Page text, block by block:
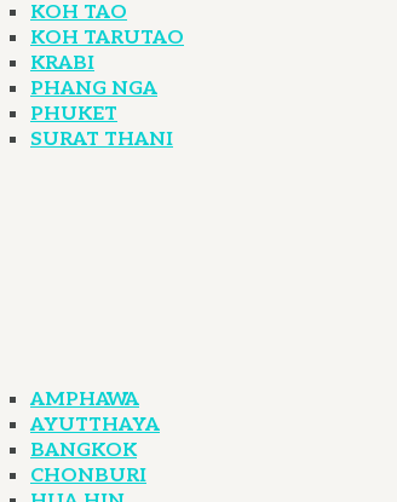
KOH TAO
KOH TARUTAO
KRABI
PHANG NGA
PHUKET
SURAT THANI
AMPHAWA
AYUTTHAYA
BANGKOK
CHONBURI